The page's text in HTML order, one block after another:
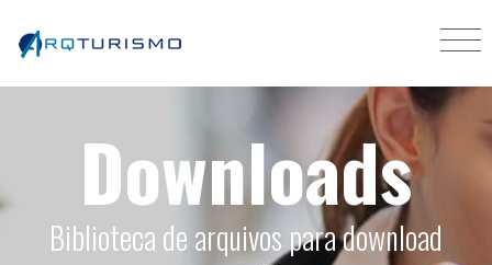
Downloads
Biblioteca de arquivos para download